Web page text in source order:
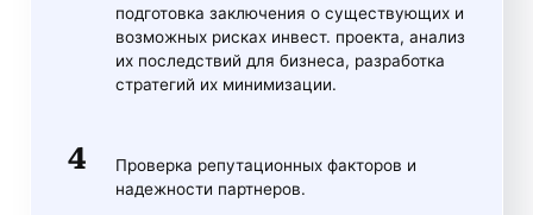
подготовка заключения о существующих и
возможных рисках инвест. проекта, анализ
их последствий для бизнеса, разработка
стратегий их минимизации.
Проверка репутационных факторов и
надежности партнеров.